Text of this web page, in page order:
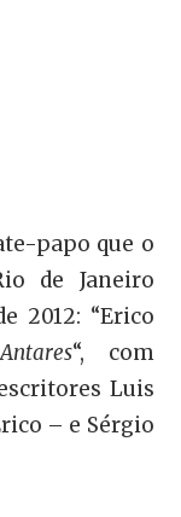
papo que o
de Janeiro
2012: “Erico
“, com
Luis
– e Sérgio